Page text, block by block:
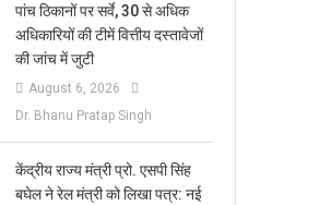
पांच ठिकानों पर सर्वे, 30 से अधिक
अधिकारियों की टीमें वित्तीय दस्तावेजों
की जांच में जुटी
August 6, 2026
Dr. Bhanu Pratap Singh
केंद्रीय राज्य मंत्री प्रो. एसपी सिंह
बघेल ने रेल मंत्री को लिखा पत्र: नई